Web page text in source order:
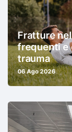
Fratture
frequenti e
trauma
06 Ago 2026